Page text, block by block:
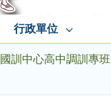
行政單位
國訓中心高中調訓專班